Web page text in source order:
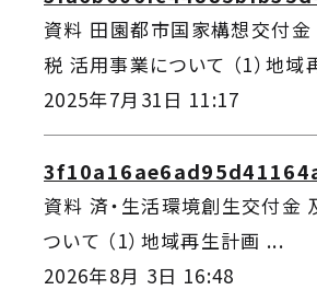
資料 田園都市国家構想交付金
税 活用事業について （1）地
2025年7月31日 11:17
資料 済・生活環境創生交付金
ついて （1）地域再生計画 ...
2026年8月 3日 16:48